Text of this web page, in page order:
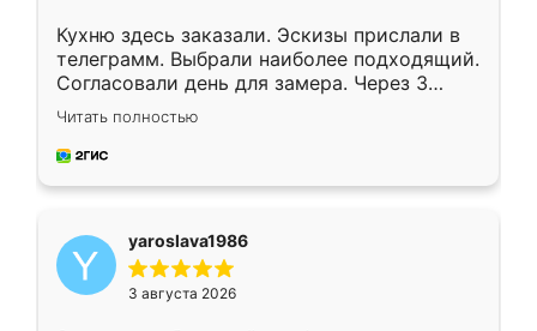
Кухню здесь заказали. Эскизы прислали в
телеграмм. Выбрали наиболее подходящий.
Согласовали день для замера. Через 3
недели кухня была уже готова. Остались
довольны работой. Спасибо Ренессанс
мебель за качественную работу!
Читать полностью
yaroslava1986
3 августа 2026